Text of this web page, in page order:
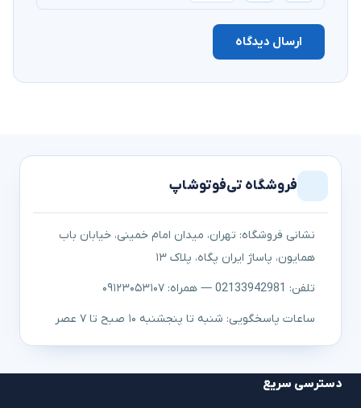
ارسال دیدگاه
فروشگاه تی‌فوتوشاپ
نشانی فروشگاه: تهران، میدان امام خمینی، خیابان باب
همایون، پاساژ ایران پگاه، پلاک ۱۳
تلفن: 02133942981 — همراه: ۰۹۱۲۳۰۵۳۱۰۷
ساعات پاسخگویی: شنبه تا پنجشنبه ۱۰ صبح تا ۷ عصر
دسترسی سریع